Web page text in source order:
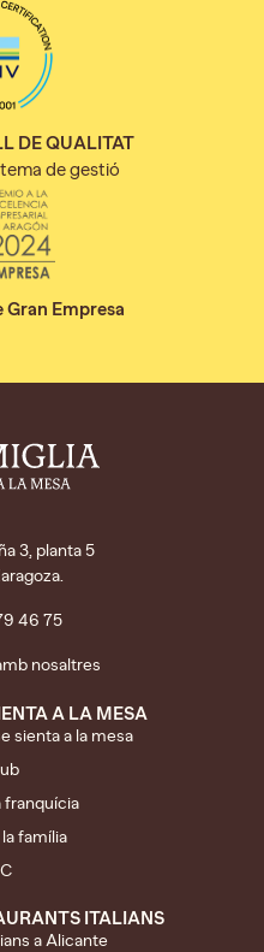
DE QUALITAT
de gestió
Gran Empresa
3, planta 5
46 75
nosaltres
A LA MESA
sienta a la mesa
franquícia
família
ITALIANS
a Alicante